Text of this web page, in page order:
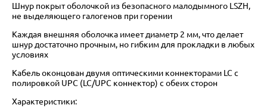
Шнур покрыт оболочкой из безопасного малодымного LSZH,
не выделяющего галогенов при горении
Каждая внешняя оболочка имеет диаметр 2 мм, что делает
шнур достаточно прочным, но гибким для прокладки в любых
условиях
Кабель оконцован двумя оптическими коннекторами LC с
полировкой UPC (LC/UPC коннектор) с обеих сторон
Характеристики: